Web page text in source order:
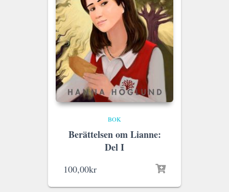
BOK
Berättelsen om Lianne:
Del I
100,00kr